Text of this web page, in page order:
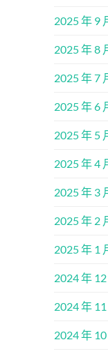
2025 年 9
2025 年 8
2025 年 7
2025 年 6
2025 年 5
2025 年 4
2025 年 3
2025 年 2
2025 年 1
2024 年 12
2024 年 11
2024 年 10